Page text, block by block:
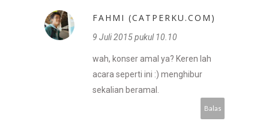
FAHMI (CATPERKU.COM)
9 Juli 2015 pukul 10.10
wah, konser amal ya? Keren lah
acara seperti ini :) menghibur
sekalian beramal.
Balas